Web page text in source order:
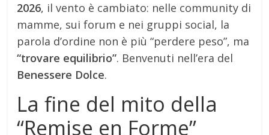
2026, il vento è cambiato: nelle community di
mamme, sui forum e nei gruppi social, la
parola d’ordine non è più “perdere peso”, ma
“trovare equilibrio”. Benvenuti nell’era del
Benessere Dolce.
La fine del mito della
“Remise en Forme”